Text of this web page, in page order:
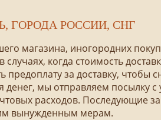
ГОРОДА РОССИИ, СНГ
магазина, иногородних
случаях, когда стоимость
за доставку, чтобы
денег, мы отправляем посылку
расходов. Последующие
вынужденным мерам.